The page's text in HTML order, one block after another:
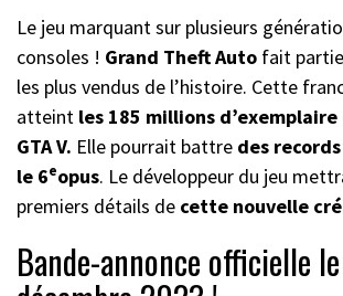
Le jeu marquant sur plusieurs
consoles ! Grand Theft Auto fait
les plus vendus de l’histoire. Cette
atteint les 185 millions d’exemplaire
GTA V. Elle pourrait battre des
le 6eopus. Le développeur du jeu
premiers détails de cette nouvelle
Bande-annonce officielle